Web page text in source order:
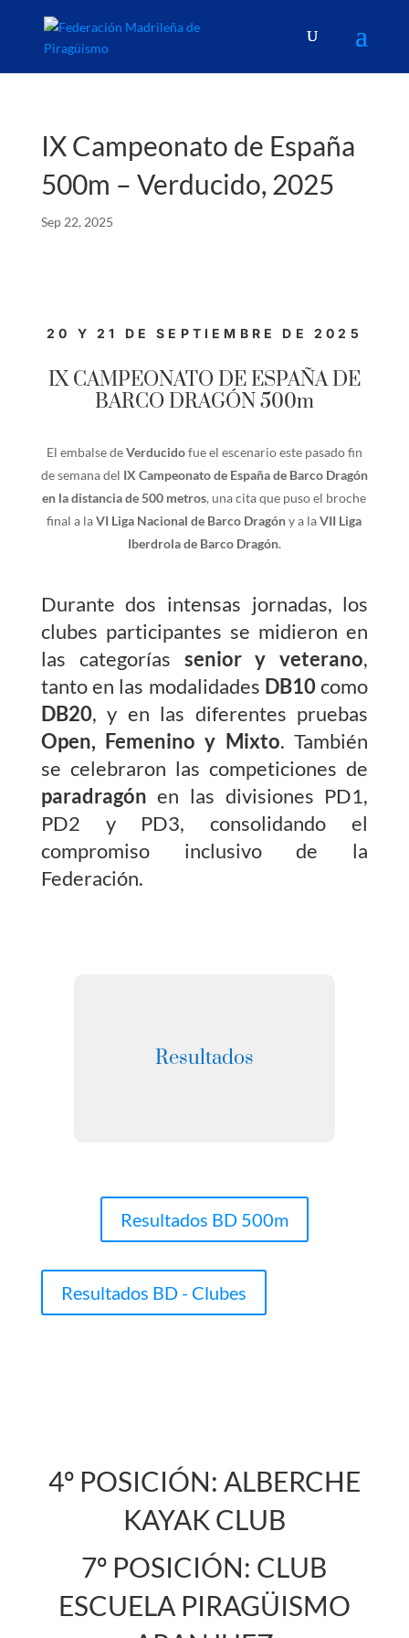
IX Campeonato de España
500m – Verducido, 2025
Sep 22, 2025
20 Y 21 DE SEPTIEMBRE DE 2025
IX CAMPEONATO DE ESPAÑA DE
BARCO DRAGÓN 500m
El embalse deVerducidofue el escenario este pasado fin
de semana del IX Campeonato de España de Barco Dragón
en la distancia de 500 metros, una cita que puso el broche
final a laVI Liga Nacional de Barco Dragóny a laVII Liga
Iberdrola de Barco Dragón.
Durante dos intensas jornadas, los
clubes participantes se midieron en
las categorías senior y veterano,
tanto en las modalidades DB10como
DB20, y en las diferentes pruebas
Open, Femenino y Mixto. También
se celebraron las competiciones de
paradragón en las divisiones PD1,
PD2 y PD3, consolidando el
compromiso inclusivo de la
Federación.
Resultados
Resultados BD 500m
Resultados BD - Clubes
4º POSICIÓN: ALBERCHE
KAYAK CLUB
7º POSICIÓN: CLUB
ESCUELA PIRAGÜISMO